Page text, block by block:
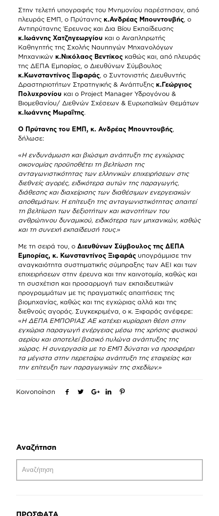
Στην τελετή υπογραφής του Μνημονίου παρέστησαν, από
πλευράς ΕΜΠ, ο Πρύτανης κ.Ανδρέας Μπουντουβής, ο
Αντιπρύτανης Έρευνας και Δια Βίου Εκπαίδευσης
κ.Ιωάννης Χατζηγεωργίου και ο Αναπληρωτής
Καθηγητής της Σχολής Ναυπηγών Μηχανολόγων
Μηχανικών κ.Νικόλαος Βεντίκοςκαθώς και, από πλευράς
της ΔΕΠΑ Εμπορίας, ο Διευθύνων Σύμβουλος
κ.Κωνσταντίνος Ξιφαράς, ο Συντονιστής Διευθυντής
Δραστηριοτήτων Στρατηγικής & Ανάπτυξης κ.Γεώργιος
Πολυχρονίου και ο Project Manager Υδρογόνου &
Βιομεθανίου/ Διεθνών Σχέσεων & Ευρωπαϊκών Θεμάτων
κ.Ιωάννης Μωραΐτης.
Ο Πρύτανης του ΕΜΠ, κ. Ανδρέας Μπουντουβής,
δήλωσε:
«Η ενδυνάμωση και βιώσιμη ανάπτυξη της εγχώριας
οικονομίας προϋποθέτει τη βελτίωση της
ανταγωνιστικότητας των ελληνικών επιχειρήσεων στις
διεθνείς αγορές, ειδικότερα αυτών της παραγωγής,
διάθεσης και διαχείρισης των διαθέσιμων ενεργειακών
αποθεμάτων. Η επίτευξη της ανταγωνιστικότητας απαιτεί
τη βελτίωση των δεξιοτήτων και ικανοτήτων του
ανθρώπινου δυναμικού, ειδικότερα των μηχανικών, καθώς
και τη συνεχή εκπαίδευσή τους.»
Με τη σειρά του, ο Διευθύνων Σύμβουλος της ΔΕΠΑ
Εμπορίας, κ. Κωνσταντίνος Ξιφαράςυπογράμμισε την
αναγκαιότητα συστηματικής σύμπραξης των ΑΕΙ και των
επιχειρήσεων στην έρευνα και την καινοτομία, καθώς και
τη συσχέτιση και προσαρμογή των εκπαιδευτικών
προγραμμάτων με τις πραγματικές απαιτήσεις της
βιομηχανίας, καθώς και της εγχώριας αλλά και της
διεθνούς αγοράς. Συγκεκριμένα, ο κ. Ξιφαράς ανέφερε:
«Η ΔΕΠΑ ΕΜΠΟΡΙΑΣ ΑΕ κατέχει κυρίαρχη θέση στην
εγχώρια παραγωγή ενέργειας μέσω της χρήσης φυσικού
αερίου και αποτελεί βασικό πυλώνα ανάπτυξης της
χώρας. Η συνεργασία με το ΕΜΠ δύναται να προσφέρει
τα μέγιστα στην περεταίρω ανάπτυξη της εταιρείας και
την επίτευξη των παραγωγικών της σχεδίων.»
Κοινοποίηση
Αναζήτηση
ΠΡΟΣΦΑΤΑ